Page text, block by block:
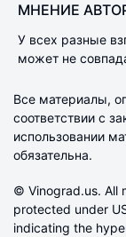
МНЕНИЕ
У всех разные
может не
Все материалы,
соответствии с
использовании
обязательна.
© Vinograd.us. All
protected under
indicating the